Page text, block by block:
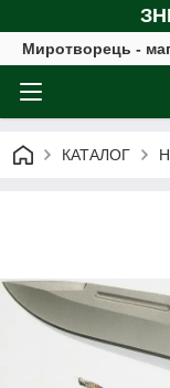
Миротворець -
КАТАЛОГ